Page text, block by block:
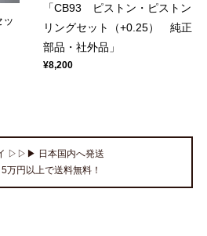
ッ
「CB93 ピストン・ピストン
リングセット（+0.25） 純正
部品・社外品」
¥8,200
▷▷▶ 日本国内へ発送
万円以上で送料無料！